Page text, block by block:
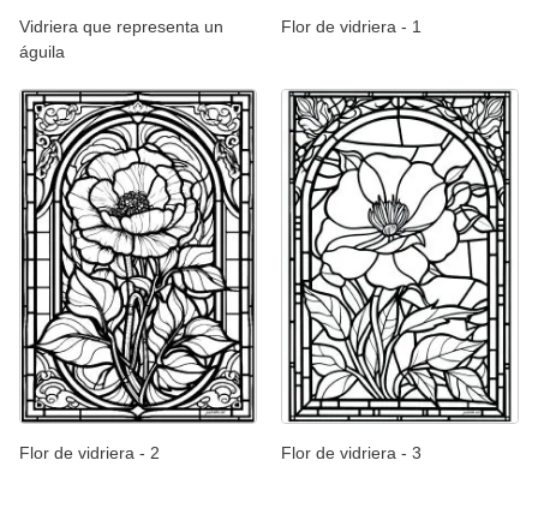
Vidriera que representa un
águila
Flor de vidriera - 1
Flor de vidriera - 2 Flor de vidriera - 3